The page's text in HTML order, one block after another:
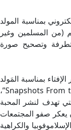
بمناسبة المولد
30 مليون شخص حول العالم (من المسلمين وغير
وتصحيح صورة
بمناسبة المَولد
النبوي الشريف تحمل اسم: "مقتطفات من مشكاة النور المحمدي" أو “Snapshots From the Shining Light”،
تهدف لنشر المحبة
صفو المجتمعات
والكراهية